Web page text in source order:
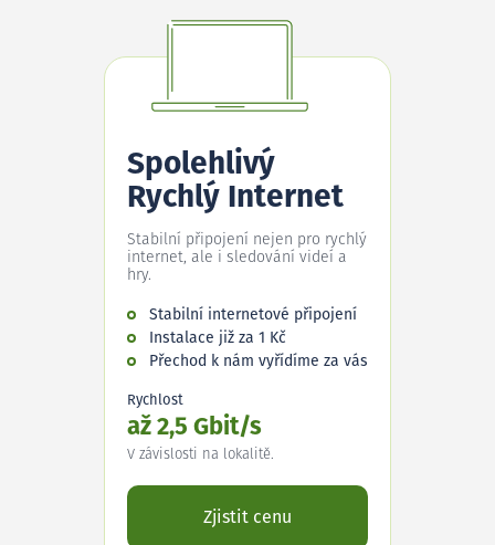
Spolehlivý
Rychlý Internet
Stabilní připojení nejen pro rychlý
internet, ale i sledování videí a
hry.
Stabilní internetové připojení
Instalace již za 1 Kč
Přechod k nám vyřídíme za vás
Rychlost
až 2,5 Gbit/s
V závislosti na lokalitě.
Zjistit cenu